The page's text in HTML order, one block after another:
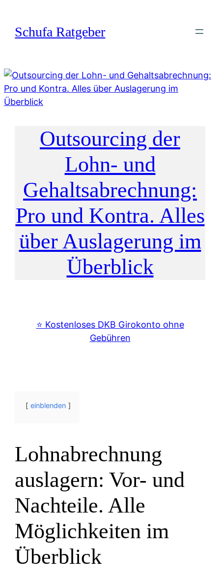
springen
Schufa Ratgeber
Outsourcing der
Lohn- und
Gehaltsabrechnung:
Pro und Kontra. Alles
über Auslagerung im
Überblick
⭐️ Kostenloses DKB Girokonto ohne
Gebühren
einblenden
Lohnabrechnung
auslagern: Vor- und
Nachteile. Alle
Möglichkeiten im
Überblick